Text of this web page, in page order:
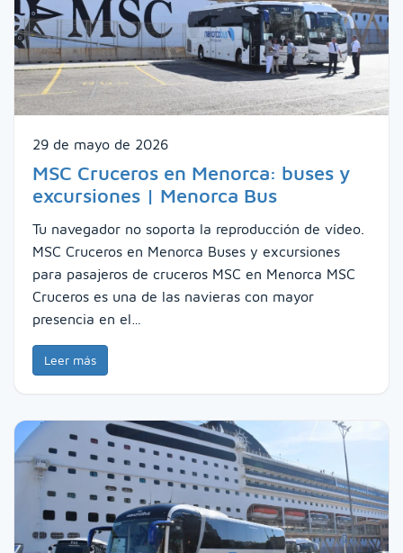
29 de mayo de 2026
MSC Cruceros en Menorca: buses y
excursiones | Menorca Bus
Tu navegador no soporta la reproducción de vídeo.
MSC Cruceros en Menorca Buses y excursiones
para pasajeros de cruceros MSC en Menorca MSC
Cruceros es una de las navieras con mayor
presencia en el…
Leer más